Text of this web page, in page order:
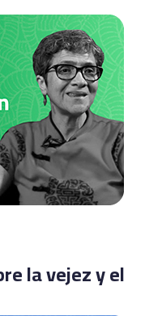
la vejez y el